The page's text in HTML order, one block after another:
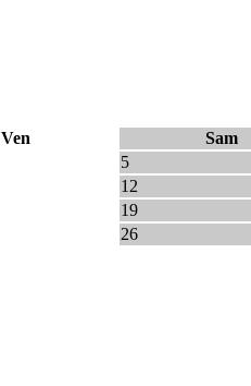
Ven Sam
5
12
19
26